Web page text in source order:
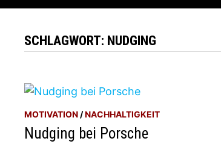
SCHLAGWORT: NUDGING
MOTIVATION /NACHHALTIGKEIT
Nudging bei Porsche